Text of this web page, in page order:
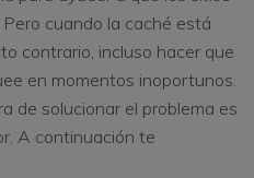
cuando la caché está
contrario, incluso hacer que
en momentos inoportunos.
de solucionar el problema es
A continuación te